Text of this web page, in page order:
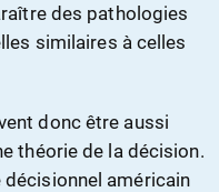
des pathologies
similaires à celles
donc être aussi
théorie de la décision.
américain